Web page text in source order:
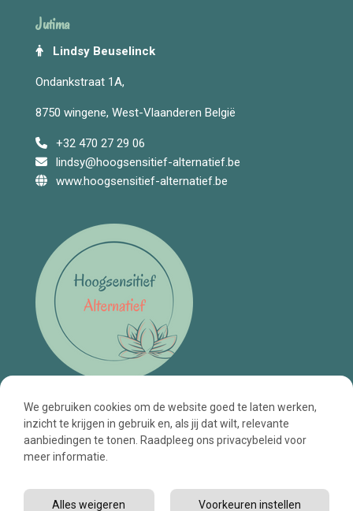
Jutima
Lindsy Beuselinck
Ondankstraat 1A,
8750 wingene, West-Vlaanderen België
+32 470 27 29 06
lindsy@hoogsensitief-alternatief.be
www.hoogsensitief-alternatief.be
Privacybeleid
Disclaimer
We gebruiken cookies om de website goed te laten werken,
inzicht te krijgen in gebruik en, als jij dat wilt, relevante
aanbiedingen te tonen. Raadpleeg ons privacybeleid voor
meer informatie.
Voorkeuren instellen
Alles weigeren